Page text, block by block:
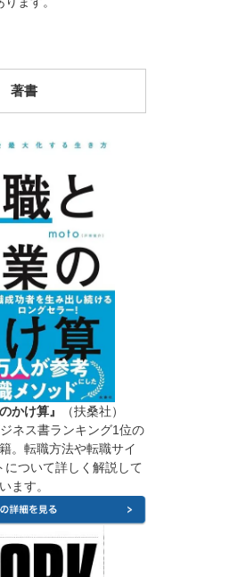
著書
かけ算』
（扶桑社）
ネス書ランキング1位の
。転職方法や転職サイ
について詳しく解説して
います。